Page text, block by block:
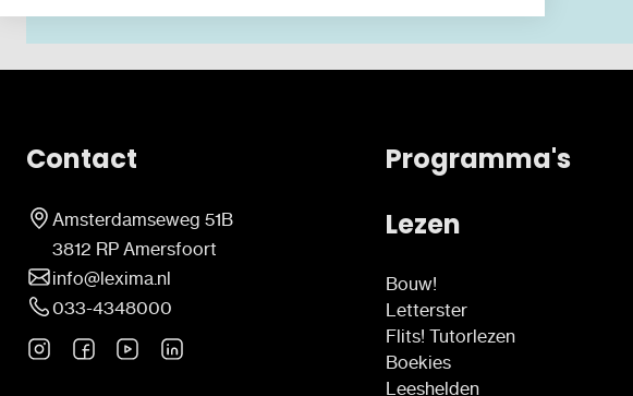
Contact
Amsterdamseweg 51B
3812 RP Amersfoort
info@lexima.nl
033-4348000
Programma's
Lezen
Bouw!
Letterster
Flits! Tutorlezen
Boekies
Leeshelden